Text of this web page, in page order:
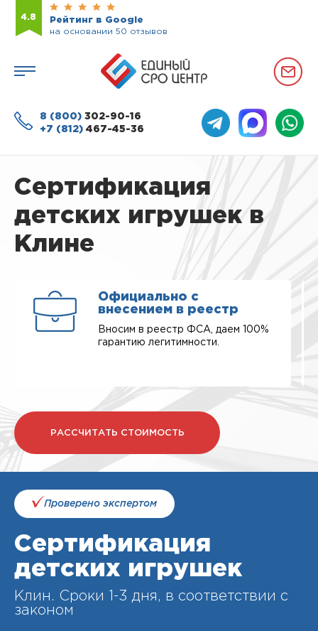
4.8
Рейтинг в Google
на основании 50 отзывов
8 (800) 302-90-16
+7 (812) 467-45-36
Сертификация
детских игрушек в
Клине
Официально с
внесением в реестр
Вносим в реестр ФСА, даем 100%
гарантию легитимности.
РАССЧИТАТЬ СТОИМОСТЬ
Проверено экспертом
Сертификация
детских игрушек
Клин. Cроки 1-3 дня, в соответствии с
законом